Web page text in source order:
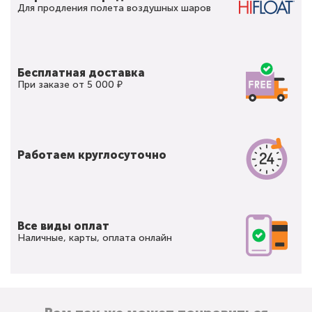
Для продления полета воздушных шаров
Бесплатная доставка
При заказе от 5 000 ₽
Работаем круглосуточно
Все виды оплат
Наличные, карты, оплата онлайн